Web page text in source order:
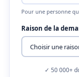
Pour une personne
Raison de la
✓ 50 000+